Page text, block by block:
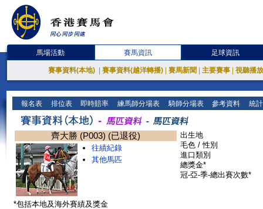
馬場活動 賽馬資訊 足球資訊
賽事資料(本地) 賽事資料(越洋轉播) 賽馬新聞 主要賽事 視聽播
報名表 排位表 即時賠率 練馬師分場表 騎師分場表 參考資料 統
齊大勝 (P003) (已退役)
往績紀錄
其他馬匹
出生地
毛色 / 性別
進口類別
總獎金*
冠-亞-季-總出賽次數*
*包括本地及海外賽績及獎金